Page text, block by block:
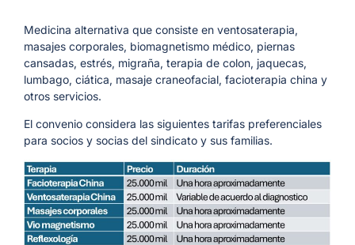
Medicina alternativa que consiste en ventosaterapia,
masajes corporales, biomagnetismo médico, piernas
cansadas, estrés, migraña, terapia de colon, jaquecas,
lumbago, ciática, masaje craneofacial, facioterapia china y
otros servicios.
El convenio considera las siguientes tarifas preferenciales
para socios y socias del sindicato y sus familias.